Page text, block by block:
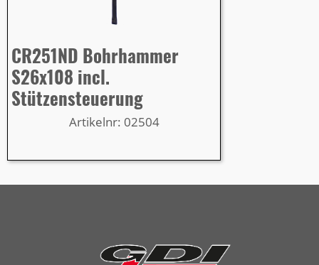
CR251ND Bohrhammer
S26x108 incl.
Stützensteuerung
Artikelnr: 02504